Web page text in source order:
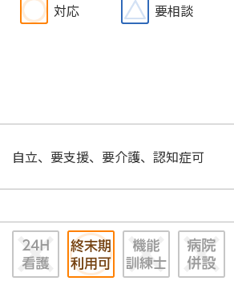
対応 要相談
自立、要支援、要介護、認知症可